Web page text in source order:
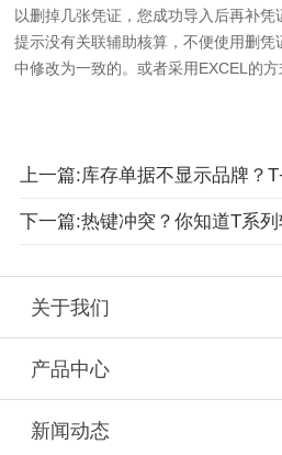
以删掉几张凭证，您成功导入后再补凭
提示没有关联辅助核算，不便使用删凭
中修改为一致的。或者采用EXCEL的方
关于我们
产品中心
新闻动态